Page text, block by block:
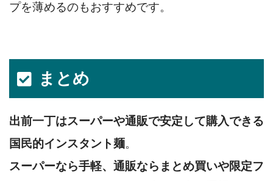
プを薄めるのもおすすめです。
まとめ
出前一丁はスーパーや通販で安定して購入できる
国民的インスタント麺。
スーパーなら手軽、通販ならまとめ買いや限定フ